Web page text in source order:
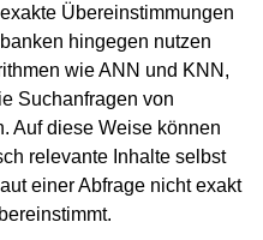
Übereinstimmungen
hingegen nutzen
wie ANN und KNN,
Suchanfragen von
Auf diese Weise können
relevante Inhalte selbst
einer Abfrage nicht exakt